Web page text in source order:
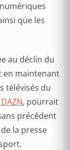
que les
au déclin du
en maintenant
télévisés du
, pourrait
précédent
la presse